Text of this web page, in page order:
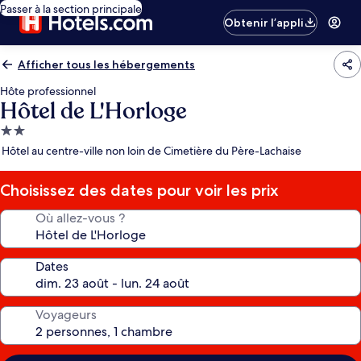
Passer à la section principale
Obtenir l’appli
Afficher tous les hébergements
Hôte professionnel
Hôtel de L'Horloge
Hébergement
2.0 étoiles
Hôtel au centre-ville non loin de Cimetière du Père-Lachaise
Choisissez des dates pour voir les prix
Où allez-vous ?
Dates
Voyageurs